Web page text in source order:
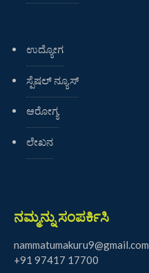
ಉದ್ಯೋಗ
ಸ್ಪೆಷಲ್ ನ್ಯೂಸ್
ಆರೋಗ್ಯ
ಲೇಖನ
ನಮ್ಮನ್ನು ಸಂಪರ್ಕಿಸಿ
nammatumakuru9@gmail.com
+91 97417 17700